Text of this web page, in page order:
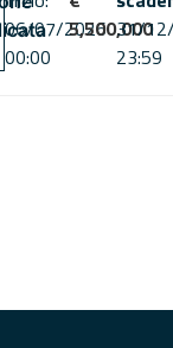
06/07/2026
00:00
5,500,000
31/
23:59